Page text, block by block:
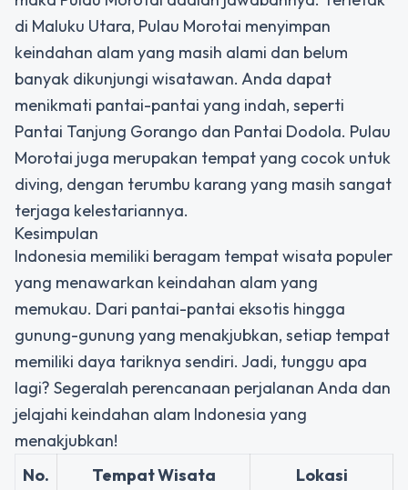
di Maluku Utara, Pulau Morotai menyimpan
keindahan alam yang masih alami dan belum
banyak dikunjungi wisatawan. Anda dapat
menikmati pantai-pantai yang indah, seperti
Pantai Tanjung Gorango dan Pantai Dodola. Pulau
Morotai juga merupakan tempat yang cocok untuk
diving, dengan terumbu karang yang masih sangat
terjaga kelestariannya.
Kesimpulan
Indonesia memiliki beragam tempat wisata populer
yang menawarkan keindahan alam yang
memukau. Dari pantai-pantai eksotis hingga
gunung-gunung yang menakjubkan, setiap tempat
memiliki daya tariknya sendiri. Jadi, tunggu apa
lagi? Segeralah perencanaan perjalanan Anda dan
jelajahi keindahan alam Indonesia yang
menakjubkan!
No.
Tempat Wisata
Lokasi